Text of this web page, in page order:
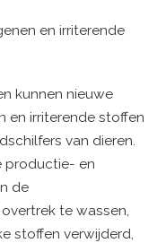
en irriterende
kunnen nieuwe
en irriterende stoffen
van dieren.
productie- en
de
te wassen,
stoffen verwijderd,